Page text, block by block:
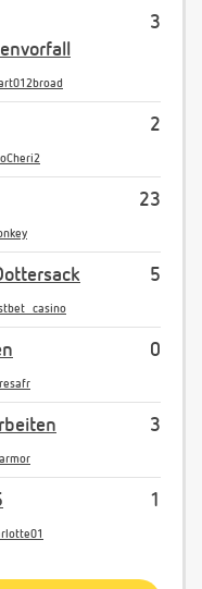
3
2
23
5
0
3
1